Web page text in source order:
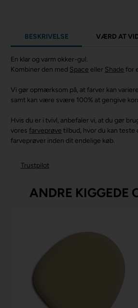
BESKRIVELSE VÆRD AT
En klar og varm okker-gul.
Kombiner den med Space eller Shade for
Vi gør opmærksom på, at farver kan
samt kan være svære 100% at gengive
Hvis du er i tvivl, anbefaler vi, at du gør
voresfarveprøve tilbud, hvor du kan teste
farveprøver inden dit endelige køb.
Trustpilot
ANDRE KIGGEDE